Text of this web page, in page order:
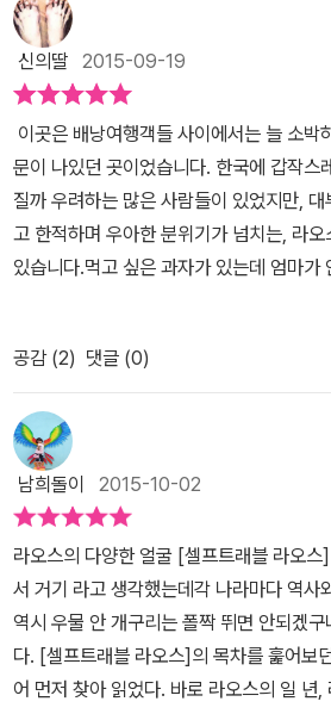
도록 하고, 함부로 땅에 떨어진 물건 차지
요. 숙박시설은 꽤 괜찮아보였어요. 저렴한
서부터 리조트, 호텔까지 지역별로 다양한
외관에 비해 내부가 훌륭한 곳이 제법 많
가 알뜰히 소개된 <라오스 셀프트래블>.
작가가 꼽은 맞춤 여행지, 헤매지 말고 라
세요. 배낭여행지로 특히 안성맞춤이네요.
음 라오스를 가면서 살짝 그곳에 발만 담
코스, 좀더 시간 여유를 가지고 돌아다니고
이나 15일 정도 라오스 여행을 준비해도
곳에 대해 설렘과 동시에 두려움이 있게
스를 잡고 안전하게 돌아다니는 것도 방법
정은 변경되기 십상이니 자유여행으로 다
에서 만나게 되는 것일테다. 코스를 보니
여행으로 라오스를 기억할 수 있을 것이다.
는 라오항공을 이용하면 더욱 알차게 여
다. 라오스에 대해 잘 모르더라도 '라오스
의 매력을 압축적으로 펼쳐보여주는 효과
앙프라방 올드타운부터 위앙싸이까지, 마
표시해두었다가 다음 여행을 기약하면 된
큼이나 강렬하게 기억에 남고 편안한 휴식
는 비록 가난한 나라지만, 아열대 기후 지역
있어 굶주리는 사람은 많지 않다고 하니,
를 제대로 느끼고 오리라 결심하게 된다.
인 씨눅 커피도 잊지 말고 사와야겠다. 이
는 처음 하는 여행을 위해 코스도 짜고 여
들이 프롤로그에서 밝혔듯이 이 책은 최대
한 가이드북이라고 할 수 있겠다. 책에서는 먼저 라오스를 힐링·컬쳐
·에코·익사이팅이라는 테마에 따라서 취향
과 여행기간에 따라서 여행루트를 계획할
려준다. 다음으로는 라오스에서 놓치지 말
스에서 먹고 쇼핑하는 것에 대한 정보를
자세히 알려주면서 계절이나 축제와 공휴
기 전에 참고 하면 좋을것 같다. 기본적인
보를 마지막으로 본격적인 라오스 여행이 소개된다. 라
앙짠'이라 불리며 '달의 도시'라는 의미를
안을 시작으로 중국의 계림과 비슷하다고
불리는 방비엔, 고대 라오스 왕국의 우아함
움이 가득한 루앙프라방이 나오는데 개인
어지는 탁발 행렬이 인상적으로 느껴진다.
이 부끄러운 것이 아니라 어떻게 보면 당연
하는 모습이 숭고하게까지 느껴지는 그 장
기 위해서 관광객들이 이른 시간 일부러
것도 같다. 서북부 라오스에는 태국의 치
시 훼이싸이가 속해 있는데 라오스에서 가
번 익스피리언스' 짚라인 투어를 할 수 있
는 소수민족 마을의 중심지이며 트레킹과
신의딸 2015-09-19
이곳은 배낭여행객들 사이에서는 늘 소박
문이 나있던 곳이었습니다. 한국에 갑작스
질까 우려하는 많은 사람들이 있었지만,
고 한적하며 우아한 분위기가 넘치는, 라
있습니다.먹고 싶은 과자가 있는데 엄마가
을 줄 알았습니다. 막상 성인 대접을 받는
든 할 수 있고, 무엇이든 될 수 있는 무한한
다'는 말이 제일 싫었습니다. '20대 안 살
싼 불안과 제약이 얼마나 많은데 저렇게 속
니까요. 그래도 그 시절 막연한 기대가 있
도 안정되고, 얼마간의 재력도 생겨 가고
음껏 할 수 있지 않을까? 그런데 여전히 많
있는 40대의 지금, 가장 후회되는 한 가지
여행이라도 한 번 다녀올걸 왜 그렇게 가
니다. 꼭 배낭여행으로 다녀오고 싶은 나
보니 그런 후회가 더 깊어집니다. 라오스
꽃보다 청춘>이라는 프로그램 때문이지만
공감 (2) 댓글 (0)
남희돌이 2015-10-02
라오스의 다양한 얼굴 [셀프트래블 라오
서 거기 라고 생각했는데각 나라마다 역사
역시 우물 안 개구리는 폴짝 뛰면 안되겠
다. [셀프트래블 라오스]의 목차를 훑어보
어 먼저 찾아 읽었다. 바로 라오스의 일 년,